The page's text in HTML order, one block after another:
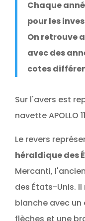
Chaque
pour les
On retrouve
avec des
cotes
Sur l'avers est
navette APOLLO
Le revers
héraldique des
Mercanti,
des États-Unis.
blanche avec un